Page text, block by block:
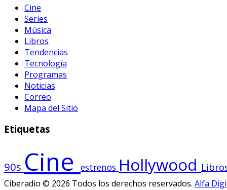
Cine
Series
Música
Libros
Tendencias
Tecnología
Programas
Noticias
Correo
Mapa del Sitio
Etiquetas
90s Cine estrenos Hollywood
Ciberadio © 2026 Todos los derechos reservados. Alfa